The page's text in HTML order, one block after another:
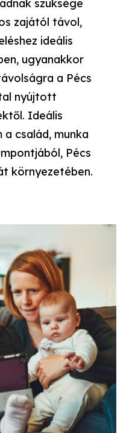
szüksége
zajától távol,
ideális
ugyanakkor
a Pécs
nyújtott
Ideális
a család, munka
Pécs
környezetében.